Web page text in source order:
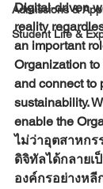
Admissions &
Student Life &
Digital-driven
reality
an important
Organization
and connect to
sustainability.
enable the
ไม่ว่าอุตสาหกร
ดิจิทัลได้กลายเ
องค์กรอย่างหลี